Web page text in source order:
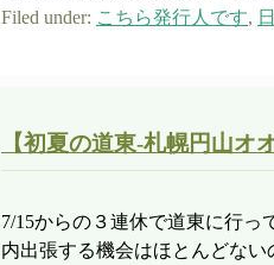
Filed under: こちら発行人です,
【初夏の道東-札幌円山オ
7/15からの３連休で道東に行っ
内出張する機会はほとんどな